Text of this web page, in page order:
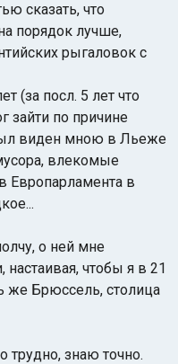
сказать, что
порядок лучше,
рыгаловок с
(за посл. 5 лет что
зайти по причине
виден мною в Льеже
влекомые
Европарламента в
о ней мне
чтобы я в 21
же Брюссель, столица
трудно, знаю точно.